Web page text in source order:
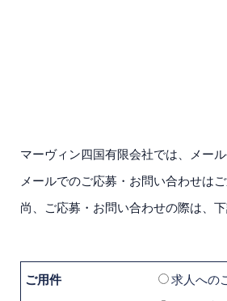
マーヴィン四国有限会社では、メー
メールでのご応募・お問い合わせは
尚、ご応募・お問い合わせの際は、
ご用件
求人への